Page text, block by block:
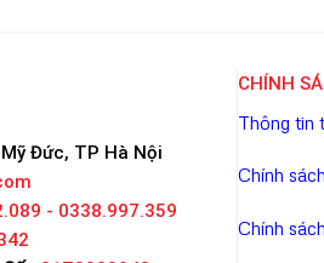
Đức, TP Hà Nội
- 0338.997.359
CHÍNH
Thông tin
Chính
Chính